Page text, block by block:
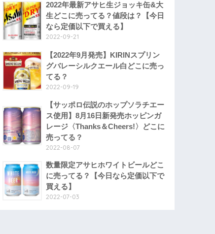
2022年最新アサヒ生ジョッキ缶&大
生どこに売ってる？値段は？【今日
なら定価以下で買える】
2022-09-21
【2022年9月発売】KIRINスプリン
グバレーシルクエール白どこに売っ
てる？
2022-09-19
【サッポロ伝説のホップソラチエー
ス使用】8月16日新発売ホッピンガ
レージ〈Thanks＆Cheers!〉どこに
売ってる？
2022-08-07
数量限定アサヒホワイトビールどこ
に売ってる？【今日なら定価以下で
買える】
2022-07-03